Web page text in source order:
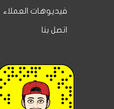
فيديوهات العملاء
اتصل بنا